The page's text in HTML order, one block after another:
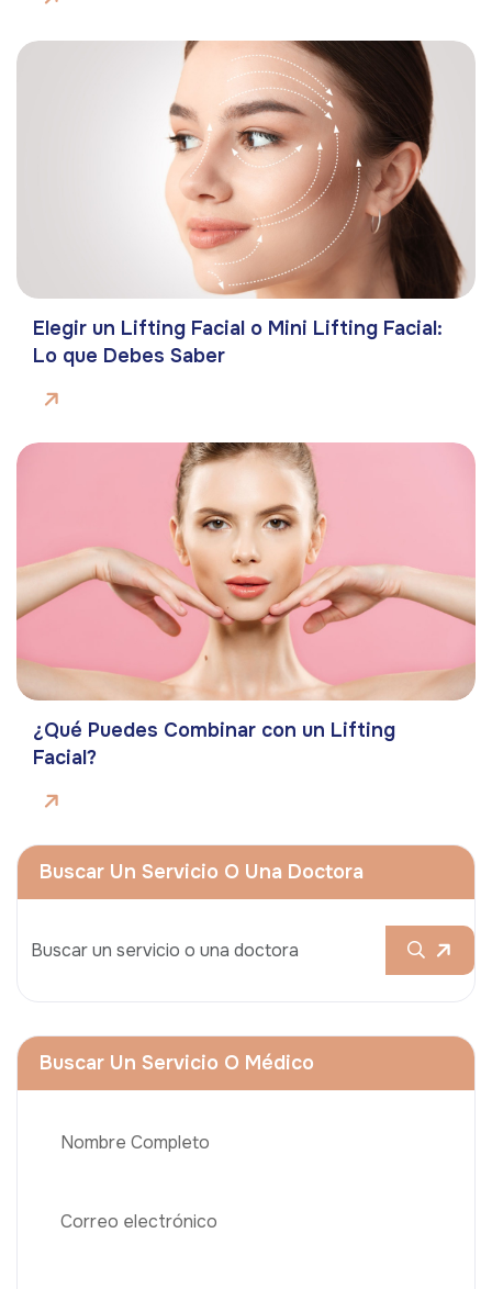
Elegir un Lifting Facial o Mini Lifting Facial:
Lo que Debes Saber
¿Qué Puedes Combinar con un Lifting
Facial?
Buscar Un Servicio O Una Doctora
Buscar Un Servicio O Médico